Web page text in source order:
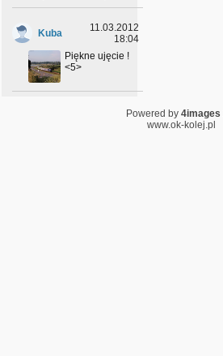
Kuba
11.03.2012
18:04
Piękne ujęcie !
<5>
10.02.2012Powered by 4images
www.ok-kolej.pl